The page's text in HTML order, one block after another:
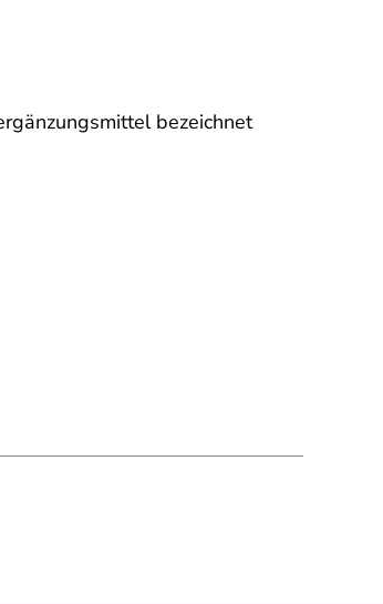
bezeichnet